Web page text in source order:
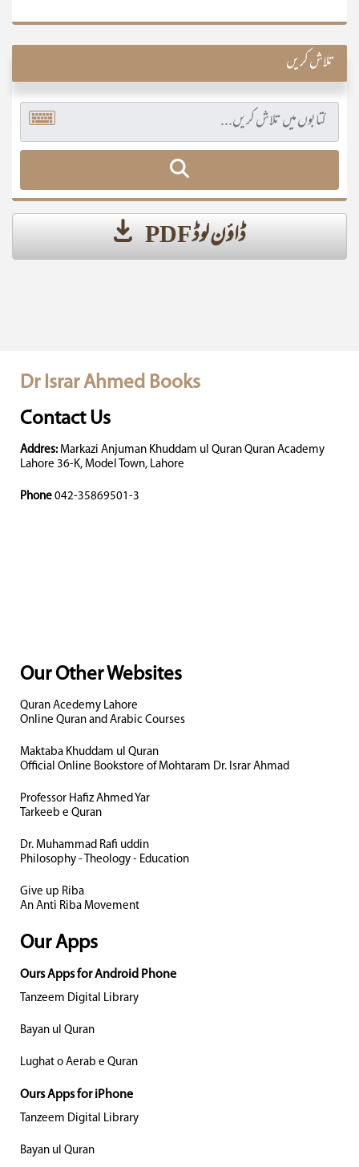
تلاش کریں
ڈاؤن لوڈ PDF
Dr Israr Ahmed Books
Contact Us
Addres: Markazi Anjuman Khuddam ul Quran Quran Academy
Lahore 36-K, Model Town, Lahore
Phone 042-35869501-3
Our Other Websites
Quran Acedemy Lahore
Online Quran and Arabic Courses
Maktaba Khuddam ul Quran
Official Online Bookstore of Mohtaram Dr. Israr Ahmad
Professor Hafiz Ahmed Yar
Tarkeeb e Quran
Dr. Muhammad Rafi uddin
Philosophy - Theology - Education
Give up Riba
An Anti Riba Movement
Our Apps
Ours Apps for Android Phone
Tanzeem Digital Library
Bayan ul Quran
Lughat o Aerab e Quran
Ours Apps for iPhone
Tanzeem Digital Library
Bayan ul Quran